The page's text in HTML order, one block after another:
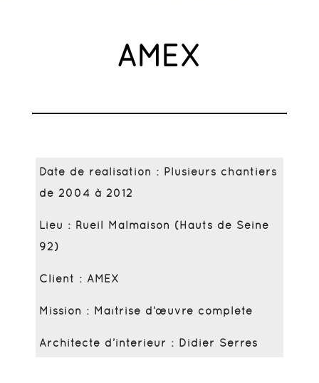
AMEX
Date de réalisation : Plusieurs chantiers
de 2004 à 2012
Lieu : Rueil Malmaison (Hauts de Seine
92)
Client : AMEX
Mission : Maîtrise d’œuvre complète
Architecte d’interieur : Didier Serres